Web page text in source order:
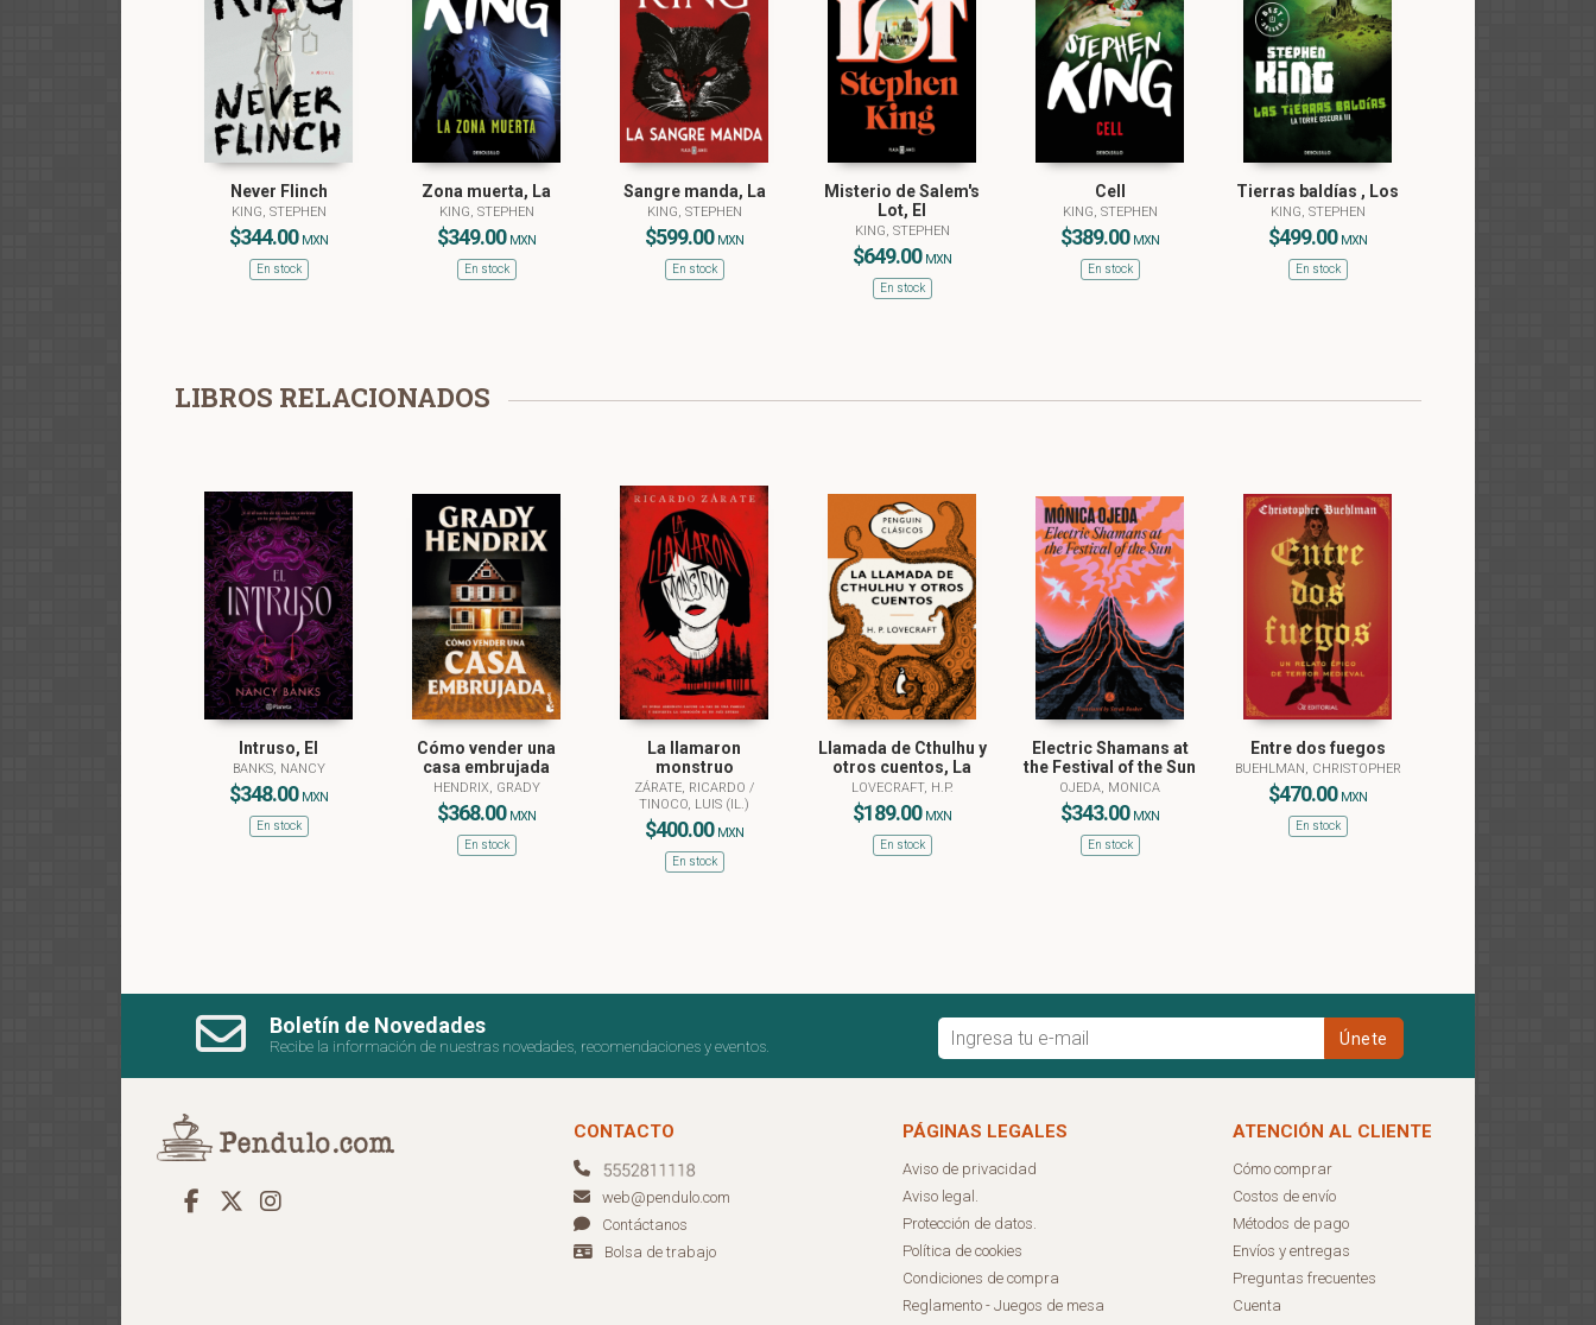
Never Flinch
KING, STEPHEN
$344.00 MXN
En stock
Zona muerta, La
KING, STEPHEN
$349.00 MXN
En stock
Sangre manda, La
KING, STEPHEN
$599.00 MXN
En stock
Misterio de Salem's
Lot, El
KING, STEPHEN
$649.00 MXN
En stock
Cell
KING, STEPHEN
$389.00 MXN
En stock
Tierras baldías , Los
KING, STEPHEN
$499.00 MXN
En stock
LIBROS RELACIONADOS
Intruso, El
BANKS, NANCY
$348.00 MXN
En stock
Cómo vender una
casa embrujada
HENDRIX, GRADY
$368.00 MXN
En stock
La llamaron
monstruo
ZÁRATE, RICARDO /
TINOCO, LUIS (IL.)
$400.00 MXN
En stock
Llamada de Cthulhu y
otros cuentos, La
LOVECRAFT, H.P.
$189.00 MXN
En stock
Electric Shamans at
the Festival of the Sun
OJEDA, MONICA
$343.00 MXN
En stock
Entre dos fuegos
BUEHLMAN, CHRISTOPHER
$470.00 MXN
En stock
Boletín de Novedades
Recibe la información de nuestras novedades, recomendaciones y eventos.
CONTACTO
web@pendulo.com
Contáctanos
Bolsa de trabajo
PÁGINAS LEGALES
Aviso de privacidad
Aviso legal.
Protección de datos.
Política de cookies
Condiciones de compra
Reglamento - Juegos de mesa
ATENCIÓN AL CLIENTE
Cómo comprar
Costos de envío
Métodos de pago
Envíos y entregas
Preguntas frecuentes
Cuenta